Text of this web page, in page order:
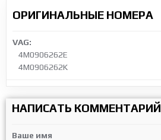
ОРИГИНАЛЬНЫЕ НОМЕРА
VAG:
4M0906262E
4M0906262K
НАПИСАТЬ КОММЕНТАРИЙ
Ваше имя